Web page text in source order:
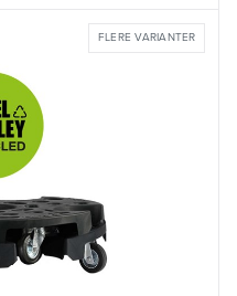
FLERE VARIANTER